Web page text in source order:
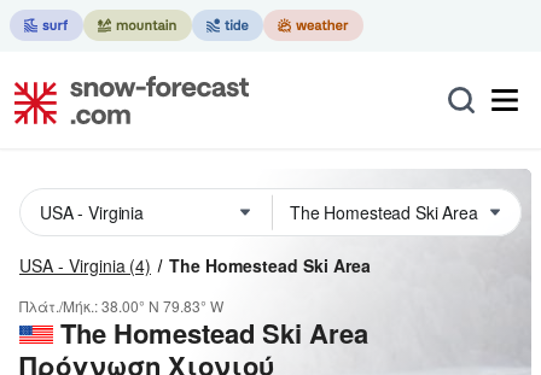
USA - Virginia (4) The Homestead Ski Area
Πλάτ./Μήκ.:38.00° N 79.83° W
The Homestead Ski Area
Πρόγνωση Χιονιού